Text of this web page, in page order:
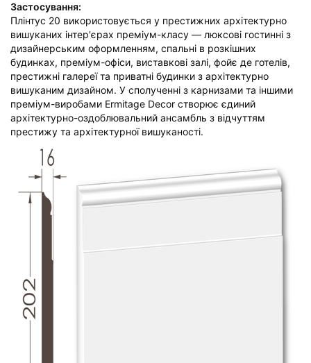
Застосування:
Плінтус 20 використовується у престижних архітектурно
вишуканих інтер'єрах преміум-класу — люксові гостинні з
дизайнерським оформленням, спальні в розкішних
будинках, преміум-офіси, виставкові залі, фойє де готелів,
престижні галереї та приватні будинки з архітектурно
вишуканим дизайном. У сполученні з карнизами та іншими
преміум-виробами Ermitage Decor створює єдиний
архітектурно-оздоблювальний ансамбль з відчуттям
престижу та архітектурної вишуканості.